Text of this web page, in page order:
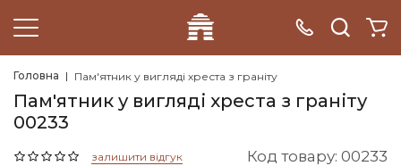
Головна Пам'ятник у вигляді хреста з граніту
Пам'ятник у вигляді хреста з граніту
00233
залишити відгук Код товару: 00233